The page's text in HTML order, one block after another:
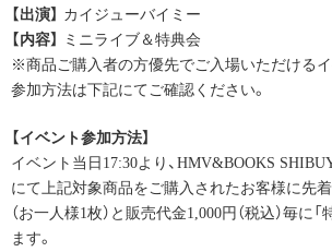
【出演】 カイジューバイミー
【内容】
ミニライブ＆特典会
※商品ご購入者の方優先でご入場いただけるイ
参加方法は下記にてご確認ください。
【イベント参加方法】
イベント当日17:30より、HMV&BOOKS
にて上記対象商品をご購入されたお客様に先着
（お一人様1枚）と販売代金1,000円（税込）毎に
ます。